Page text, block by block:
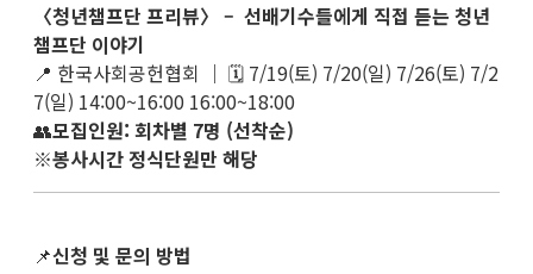
〈청년챔프단 프리뷰〉 – 선배기수들에게 직접 듣는 청년
챔프단 이야기
📍 한국사회공헌협회 ｜ 🗓 7/19(토) 7/20(일) 7/26(토) 7/2
7(일) 14:00~16:00 16:00~18:00
👥모집인원: 회차별 7명 (선착순)
※봉사시간 정식단원만 해당
📌신청 및 문의 방법